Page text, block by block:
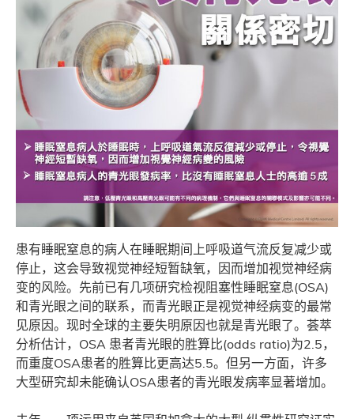
患有睡眠窒息的病人在睡眠期间上呼吸道气流反复减少或
停止，这会导致视觉神经短暂缺氧，因而增加视觉神经病
变的风险。先前已有几项研究检视阻塞性睡眠窒息(OSA)
和青光眼之间的联系，而青光眼正是视觉神经病变的最常
见原因。现时全球的主要失明原因也就是青光眼了。荟萃
分析估计，OSA 患者青光眼的胜算比(odds ratio)为2.5，
而重度OSA患者的胜算比更高达5.5。但另一方面，许多
大型研究却未能确认OSA患者的青光眼发病率显著增加。